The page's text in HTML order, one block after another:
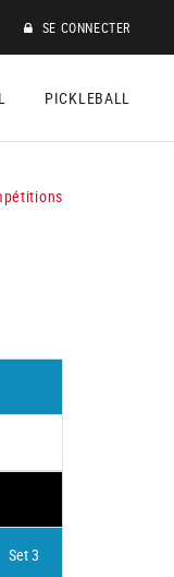
SE CONNECTER
PICKLEBALL
Set 3